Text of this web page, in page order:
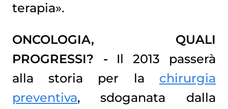
terapia».
ONCOLOGIA, QUALI
PROGRESSI? - Il 2013 passerà
alla storia per la chirurgia
preventiva, sdoganata dalla